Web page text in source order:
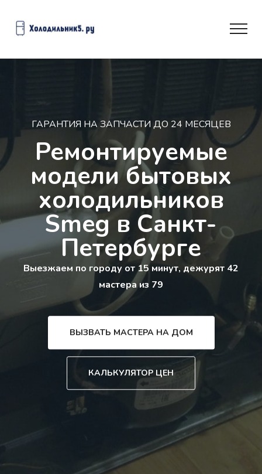
ГАРАНТИЯ НА ЗАПЧАСТИ ДО 24 МЕСЯЦЕВ
Ремонтируемые
модели бытовых
холодильников
Smeg в Санкт-
Петербурге
Выезжаем по городу от 15 минут, дежурят 42
мастера из 79
ВЫЗВАТЬ МАСТЕРА НА ДОМ
КАЛЬКУЛЯТОР ЦЕН